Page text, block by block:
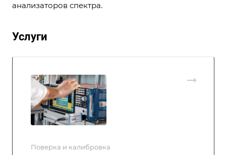
анализаторов спектра.
Услуги
Поверка и калибровка